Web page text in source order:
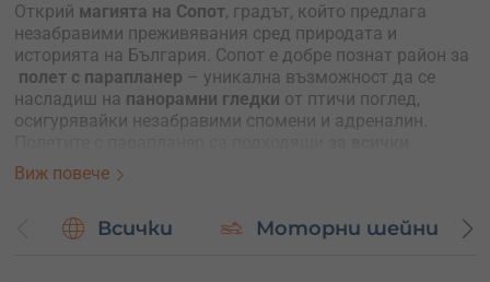
Открий магията на Сопот, градът, който предлага
незабравими преживявания сред природата и
историята на България. Сопот е добре познат район за
полет с парапланер – уникална възможност да се
насладиш на панорамни гледки от птичи поглед,
осигурявайки незабравими спомени и адреналин.
търсещи приключение
предварителен опит. Подари (си) неповторимо
дълго време.
Виж повече
Всички Моторни шейни